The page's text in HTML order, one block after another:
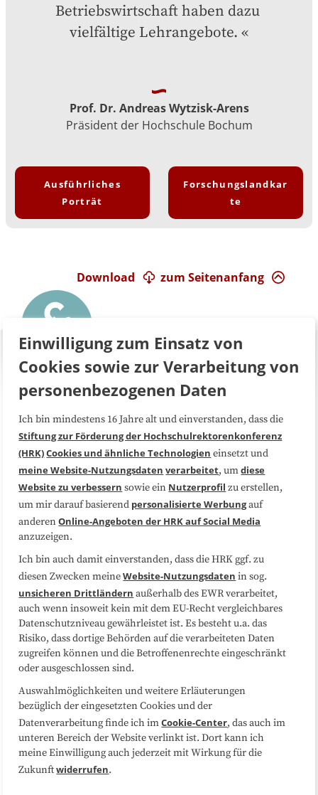
Betriebswirtschaft haben dazu
vielfältige Lehrangebote.
Prof. Dr. Andreas Wytzisk-Arens
Präsident der Hochschule Bochum
Ausführliches
Porträt
Forschungslandkar
te
zum Seitenanfang
Download
Über uns FAQ
Medienarbeit Kooperationen
Datenschutzerklärung Impressum
Sitemap
Folgen Sie uns
Einwilligung zum Einsatz von
Cookies sowie zur Verarbeitung von
personenbezogenen Daten
Ich bin mindestens 16 Jahre alt und einverstanden, dass die
Stiftung zur Förderung der Hochschulrektorenkonferenz
(HRK)Cookies und ähnliche Technologien einsetzt und
meine Website-Nutzungsdaten verarbeitet, umdiese
Website zu verbessern sowie ein Nutzerprofil zu erstellen,
um mir darauf basierend personalisierte Werbungauf
anderenOnline-Angeboten der HRK auf Social Media
anzuzeigen.
Ich bin auch damit einverstanden, dass die HRK ggf. zu
diesen Zwecken meineWebsite-Nutzungsdaten in sog.
unsicheren Drittländern außerhalb des EWR verarbeitet,
auch wenn insoweit kein mit dem EU-Recht vergleichbares
Datenschutzniveau gewährleistet ist. Es besteht u.a. das
Risiko, dass dortige Behörden auf die verarbeiteten Daten
zugreifen können und die Betroffenenrechte eingeschränkt
oder ausgeschlossen sind.
Auswahlmöglichkeiten und weitere Erläuterungen
bezüglich der eingesetzten Cookies und der
Datenverarbeitung finde ich imCookie-Center, das auch im
unteren Bereich der Website verlinkt ist. Dort kann ich
meine Einwilligung auch jederzeit mit Wirkung für die
Zukunftwiderrufen.